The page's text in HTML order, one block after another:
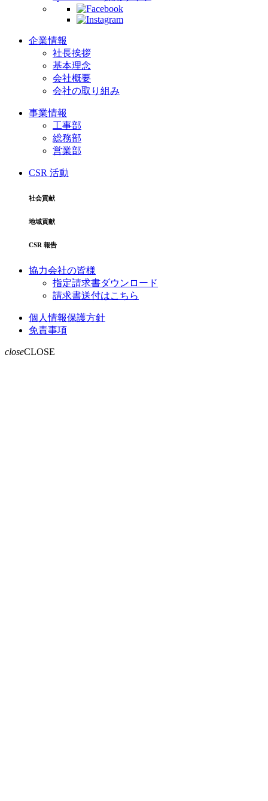
企業情報
社長挨拶
基本理念
会社概要
会社の取り組み
事業情報
工事部
総務部
営業部
CSR 活動
社会貢献
地域貢献
CSR 報告
協力会社の皆様
指定請求書ダウンロード
請求書送付はこちら
個人情報保護方針
免責事項
closeCLOSE